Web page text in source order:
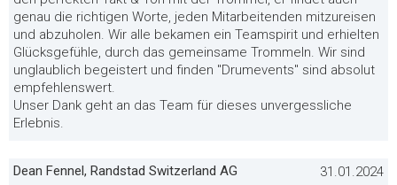
genau die richtigen Worte, jeden Mitarbeitenden mitzureisen
und abzuholen. Wir alle bekamen ein Teamspirit und erhielten
Glücksgefühle, durch das gemeinsame Trommeln. Wir sind
unglaublich begeistert und finden "Drumevents" sind absolut
empfehlenswert.
Unser Dank geht an das Team für dieses unvergessliche
Erlebnis.
Dean Fennel, Randstad Switzerland AG
31.01.2024